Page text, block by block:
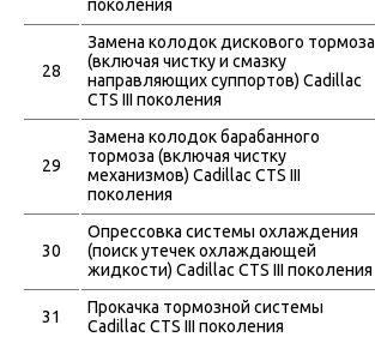
поколения
28
Замена колодок дискового тормоза
(включая чистку и смазку
направляющих суппортов) Cadillac
CTS III поколения
29
Замена колодок барабанного
тормоза (включая чистку
механизмов) Cadillac CTS III
поколения
30
Опрессовка системы охлаждения
(поиск утечек охлаждающей
жидкости) Cadillac CTS III поколения
31
Прокачка тормозной системы
Cadillac CTS III поколения